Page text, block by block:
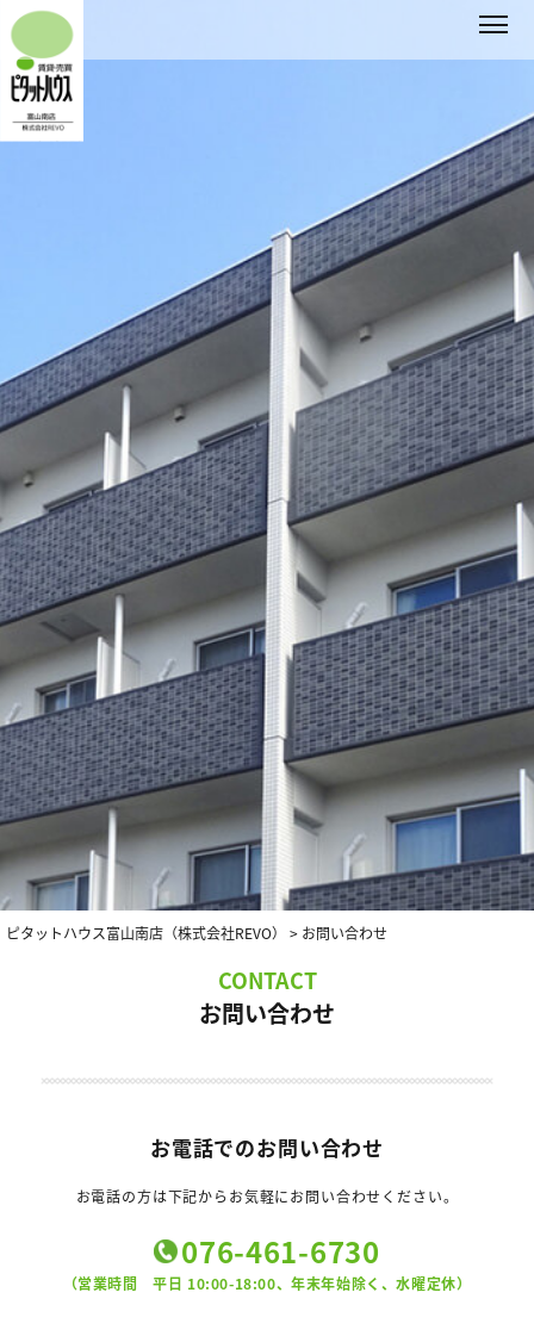
ピタットハウス富山南店（株式会社REVO） > お問い合わせ
CONTACT
お問い合わせ
お電話でのお問い合わせ
お電話の方は下記からお気軽にお問い合わせください。
076-461-6730
（営業時間 平日 10:00-18:00、年末年始除く、水曜定休）